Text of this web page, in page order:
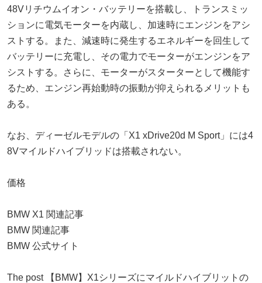
48Vリチウムイオン・バッテリーを搭載し、トランスミッ
ションに電気モーターを内蔵し、加速時にエンジンをアシ
ストする。また、減速時に発生するエネルギーを回生して
バッテリーに充電し、その電力でモーターがエンジンをア
シストする。さらに、モーターがスターターとして機能す
るため、エンジン再始動時の振動が抑えられるメリットも
ある。
なお、ディーゼルモデルの「X1 xDrive20d M Sport」には4
8Vマイルドハイブリッドは搭載されない。
価格
BMW X1 関連記事
BMW 関連記事
BMW 公式サイト
The post 【BMW】X1シリーズにマイルドハイブリットの